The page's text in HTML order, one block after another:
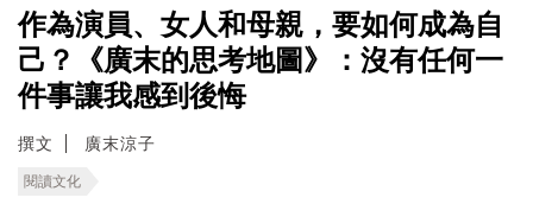
作為演員、女人和母親，要如何成為自
己？《廣末的思考地圖》：沒有任何一
件事讓我感到後悔
撰文 廣末涼子
閱讀文化